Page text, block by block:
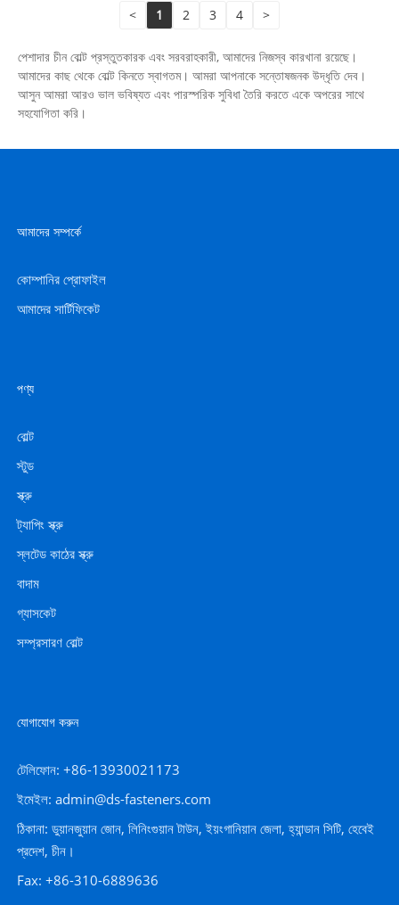
< 1 2 3 4 >
পেশাদার চীন বোল্ট প্রস্তুতকারক এবং সরবরাহকারী, আমাদের নিজস্ব কারখানা রয়েছে।
আমাদের কাছ থেকে বোল্ট কিনতে স্বাগতম। আমরা আপনাকে সন্তোষজনক উদ্ধৃতি দেব।
আসুন আমরা আরও ভাল ভবিষ্যত এবং পারস্পরিক সুবিধা তৈরি করতে একে অপরের সাথে
সহযোগিতা করি।
আমাদের সম্পর্কে
কোম্পানির প্রোফাইল
আমাদের সার্টিফিকেট
পণ্য
বোল্ট
স্টুড
স্ক্রু
ট্যাপিং স্ক্রু
স্লটেড কাঠের স্ক্রু
বাদাম
গ্যাসকেট
সম্প্রসারণ বোল্ট
যোগাযোগ করুন
টেলিফোন: +86-13930021173
ইমেইল: admin@ds-fasteners.com
ঠিকানা: ডুয়ানজুয়ান জোন, লিনিংগুয়ান টাউন, ইয়ংগানিয়ান জেলা, হ্যান্ডান সিটি, হেবেই
প্রদেশ, চীন।
Fax: +86-310-6889636